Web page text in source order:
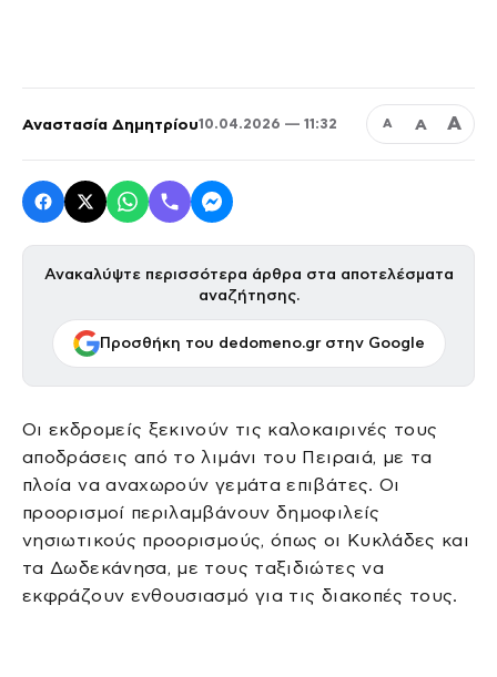
Αναστασία Δημητρίου10.04.2026 — 11:32 Α Α Α
Ανακαλύψτε περισσότερα άρθρα στα αποτελέσματα
αναζήτησης.
Προσθήκη του dedomeno.gr στην Google
Οι εκδρομείς ξεκινούν τις καλοκαιρινές τους
αποδράσεις από το λιμάνι του Πειραιά, με τα
πλοία να αναχωρούν γεμάτα επιβάτες. Οι
προορισμοί περιλαμβάνουν δημοφιλείς
νησιωτικούς προορισμούς, όπως οι Κυκλάδες και
τα Δωδεκάνησα, με τους ταξιδιώτες να
εκφράζουν ενθουσιασμό για τις διακοπές τους.